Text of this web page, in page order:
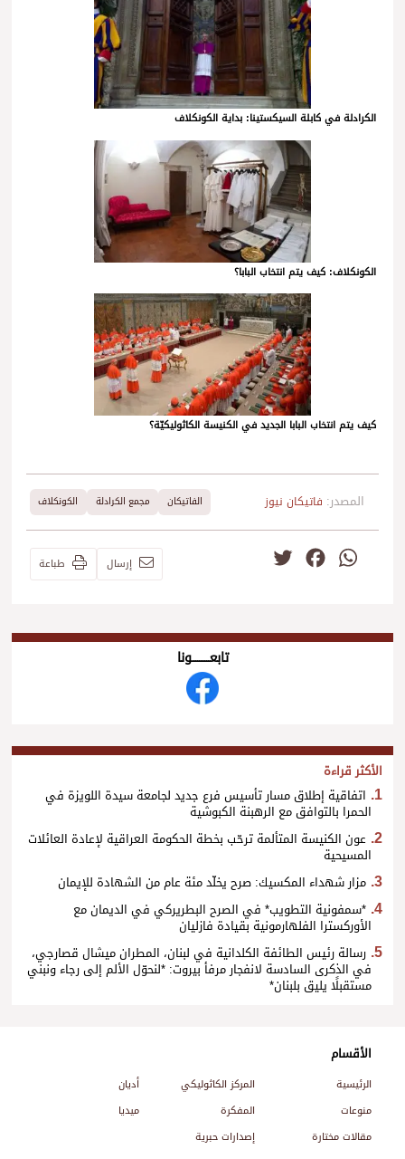
الكرادلة في كابلة السيكستينا: بداية الكونكلاف
الكونكلاف: كيف يتم انتخاب البابا؟
كيف يتم انتخاب البابا الجديد في الكنيسة الكاثوليكيّة؟
المصدر: فاتيكان نيوز الفاتيكان مجمع الكرادلة الكونكلاف
WhatsApp
Facebook إرسال طباعة
تابعــــــــــونا
الأكثر قراءة
اتفاقية إطلاق مسار تأسيس فرع جديد لجامعة سيدة اللويزة في
الحمرا بالتوافق مع الرهبنة الكبوشية
عون الكنيسة المتألمة ترحّب بخطة الحكومة العراقية لإعادة العائلات
المسيحية
مزار شهداء المكسيك: صرح يخلّد مئة عام من الشهادة للإيمان
*سمفونية التطويب* في الصرح البطريركي في الديمان مع
الأوركسترا الفلهارمونية بقيادة فازليان
رسالة رئيس الطائفة الكلدانية في لبنان، المطران ميشال قصارجي،
في الذكرى السادسة لانفجار مرفأ بيروت: *لنحوّل الألم إلى رجاء ونبني
مستقبلًا يليق بلبنان*
الأقسام
الرئيسية المركز الكاثوليكي
أديان
منوعات
المفكرة
ميديا
مقالات مختارة
إصدارات حبرية